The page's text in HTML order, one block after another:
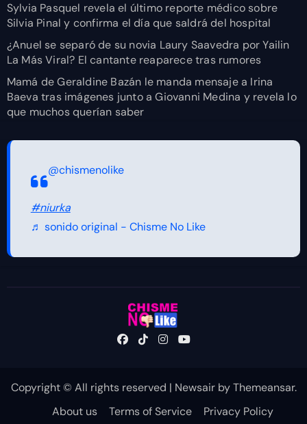
Sylvia Pasquel revela el último reporte médico sobre
Silvia Pinal y confirma el día que saldrá del hospital
¿Anuel se separó de su novia Laury Saavedra por Yailin
La Más Viral? El cantante reaparece tras rumores
Mamá de Geraldine Bazán le manda mensaje a Irina
Baeva tras imágenes junto a Giovanni Medina y revela lo
que muchos querían saber
@chismenolike
#niurka
♬ sonido original - Chisme No Like
Copyright © All rights reserved | NewsairbyThemeansar.
About us
Terms of Service Privacy Policy